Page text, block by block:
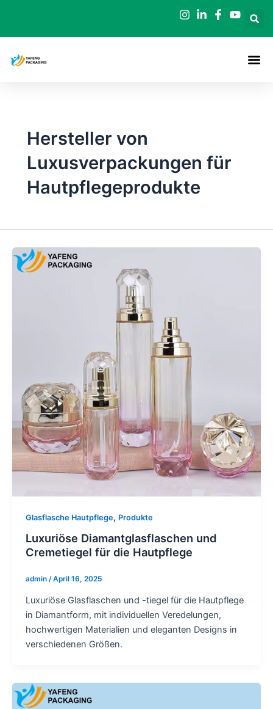
springen
Hersteller von
Luxusverpackungen für
Hautpflegeprodukte
Glasflasche Hautpflege, Produkte
Luxuriöse Diamantglasflaschen und
Cremetiegel für die Hautpflege
admin /April 16, 2025
Luxuriöse Glasflaschen und -tiegel für die Hautpflege
in Diamantform, mit individuellen Veredelungen,
hochwertigen Materialien und eleganten Designs in
verschiedenen Größen.